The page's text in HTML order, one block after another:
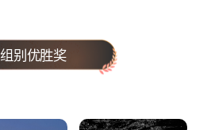
组别优胜奖